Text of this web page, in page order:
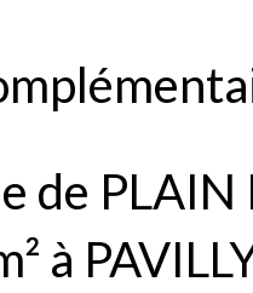
de PLAIN
à